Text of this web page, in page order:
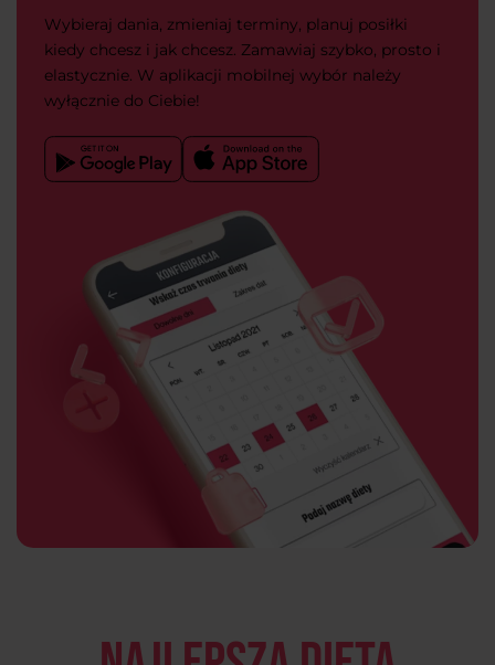
Wybieraj dania, zmieniaj terminy, planuj posiłki
kiedy chcesz i jak chcesz. Zamawiaj szybko, prosto i
elastycznie. W aplikacji mobilnej wybór należy
wyłącznie do Ciebie!